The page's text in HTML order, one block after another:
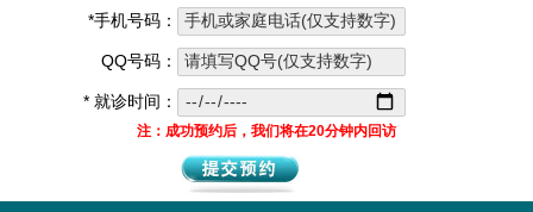
*手机号码：
QQ号码：
* 就诊时间：
注：成功预约后，我们将在20分钟内回访